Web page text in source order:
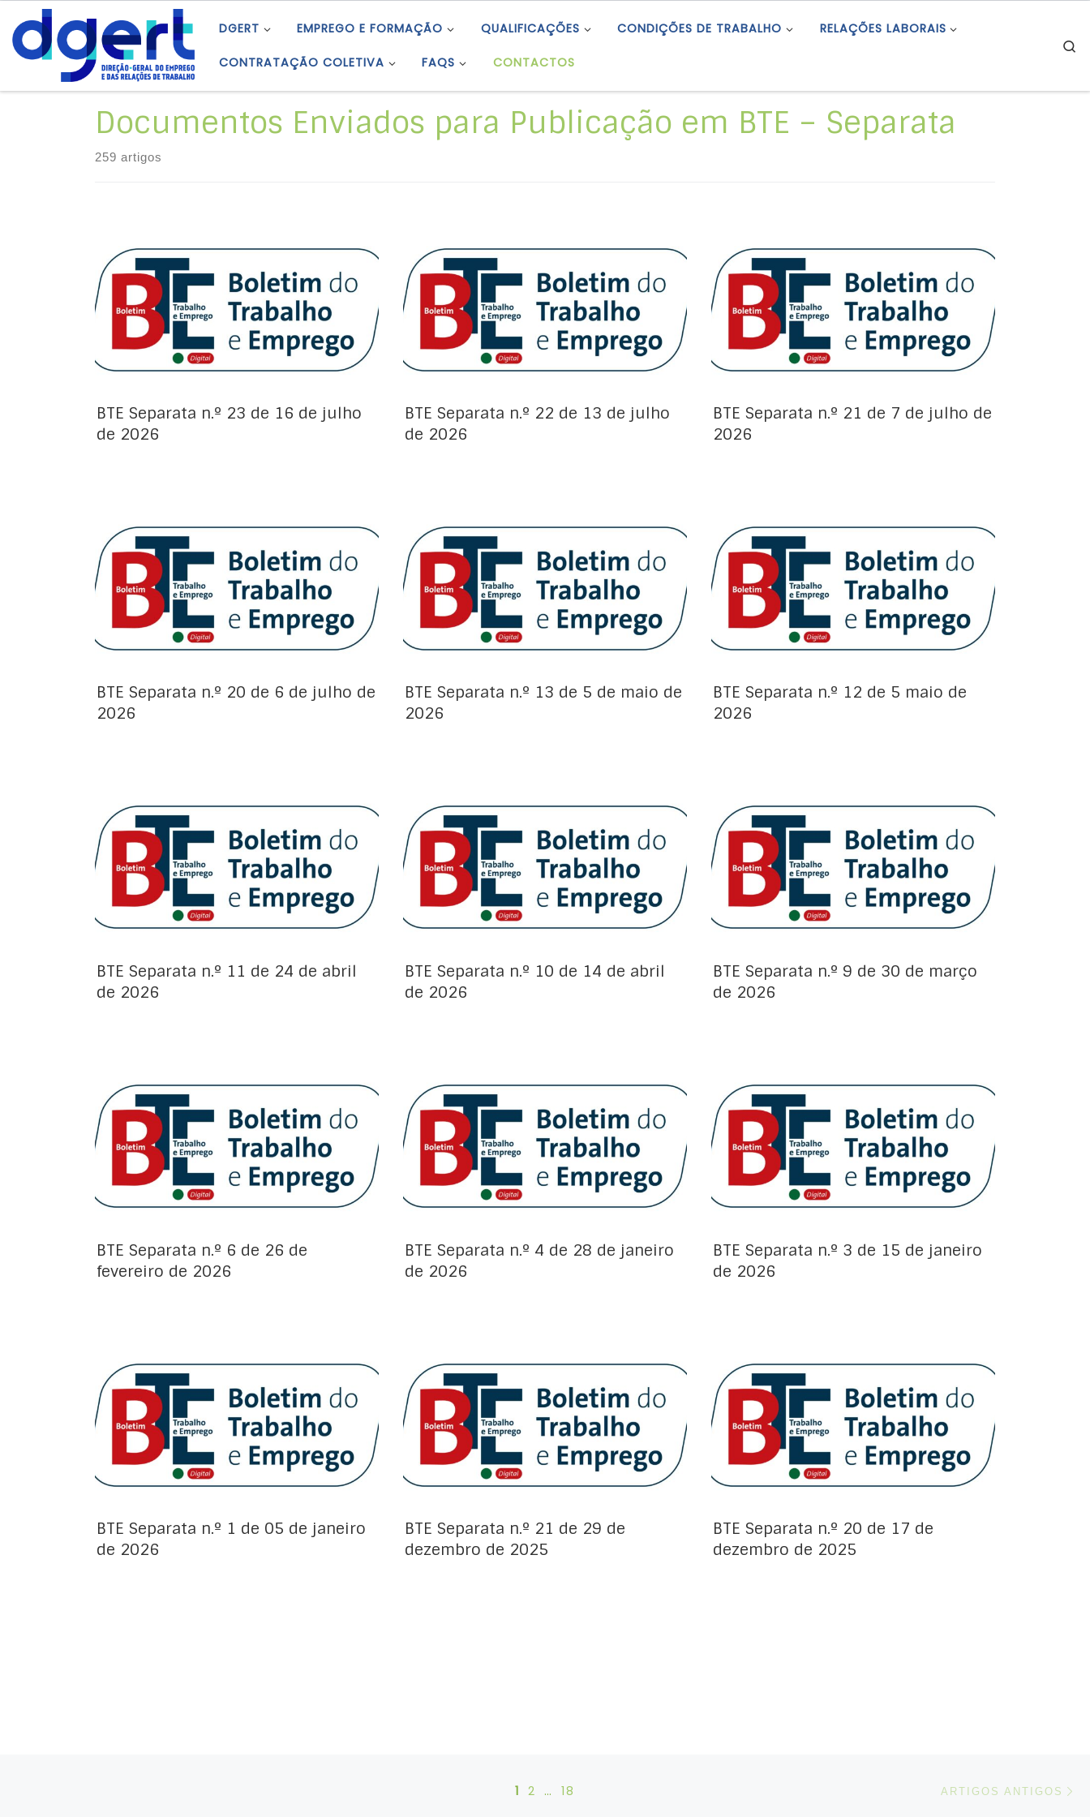
Skip to content DGERT EMPREGO E FORMAÇÃO QUALIFICAÇÕES CONDIÇÕES DE TRABALHO RELAÇÕES LABORAIS
CONTRATAÇÃO COLETIVA FAQS CONTACTOS
Documentos Enviados para Publicação em BTE – Separata
259 artigos
Avisos de Projeto:
BTE Separata n.º 23 de 16 de julho
de 2026
Avisos de Projeto:
BTE Separata n.º 22 de 13 de julho
de 2026
Avisos de Projeto:
BTE Separata n.º 21 de 7 de julho de
2026
Avisos de Projeto:
BTE Separata n.º 20 de 6 de julho de
2026
Avisos de Projeto:
BTE Separata n.º 13 de 5 de maio de
2026
Avisos de Projeto:
BTE Separata n.º 12 de 5 maio de
2026
Avisos de Projeto:
BTE Separata n.º 11 de 24 de abril
de 2026
Avisos de Projeto:
BTE Separata n.º 10 de 14 de abril
de 2026
Avisos de Projeto:
BTE Separata n.º 9 de 30 de março
de 2026
Avisos de Projeto:
BTE Separata n.º 6 de 26 de
fevereiro de 2026
Avisos de Projeto:
BTE Separata n.º 4 de 28 de janeiro
de 2026
Avisos de Projeto:
BTE Separata n.º 3 de 15 de janeiro
de 2026
Avisos de Projeto:
BTE Separata n.º 1 de 05 de janeiro
de 2026
Avisos de Projeto:
BTE Separata n.º 21 de 29 de
dezembro de 2025
Avisos de Projeto:
BTE Separata n.º 20 de 17 de
dezembro de 2025
1 2 … 18 ARTIGOS ANTIGOS